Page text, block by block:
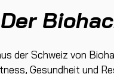
der Schweiz von
Gesundheit und